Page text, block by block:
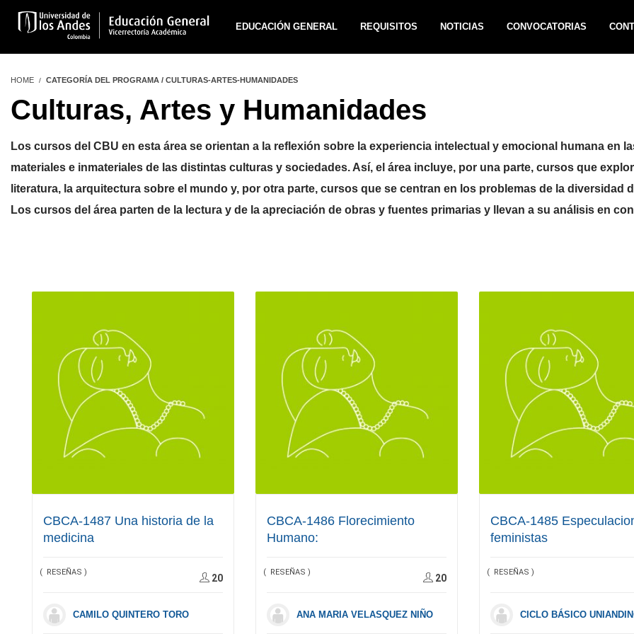
EDUCACIÓN GENERAL REQUISITOS NOTICIAS CONVOCATORIAS
HOME CATEGORÍA DEL PROGRAMA / CULTURAS-ARTES-HUMANIDADES
Culturas, Artes y Humanidades
Los cursos del CBU en esta área se orientan a la reflexión sobre la experiencia intelectual y emocional humana en
materiales e inmateriales de las distintas culturas y sociedades. Así, el área incluye, por una parte, cursos que
literatura, la arquitectura sobre el mundo y, por otra parte, cursos que se centran en los problemas de la diversidad
Los cursos del área parten de la lectura y de la apreciación de obras y fuentes primarias y llevan a su análisis en
CBCA-1487 Una historia de la
medicina
( RESEÑAS )
20
CAMILO QUINTERO TORO
CBCA-1486 Florecimiento
Humano:
( RESEÑAS )
20
ANA MARIA VELASQUEZ NIÑO
CBCA-1485
feministas
( RESEÑAS )
CICLO BÁSICO